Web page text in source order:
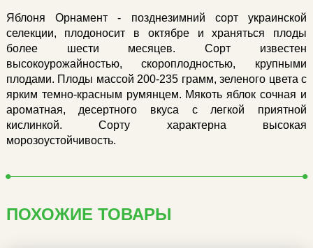
Яблоня Орнамент - позднезимний сорт украинской
селекции, плодоносит в октябре и храняться плоды
более шести месяцев. Сорт известен
высокоурожайностью, скороплодностью, крупными
плодами. Плоды массой 200-235 грамм, зеленого цвета с
ярким темно-красным румянцем. Мякоть яблок сочная и
ароматная, десертного вкуса с легкой приятной
кислинкой. Сорту характерна высокая
морозоустойчивость.
ПОХОЖИЕ ТОВАРЫ